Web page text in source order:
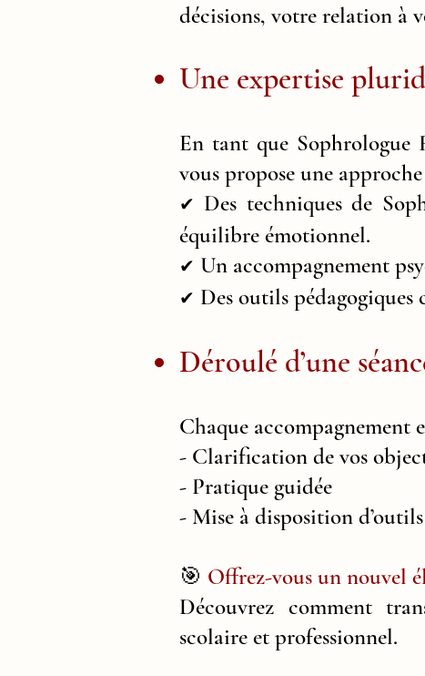
décisions, votre relation à
Une expertise
En tant que Sophrologue
vous propose une
✔ Des techniques de
équilibre émotionnel.
✔ Un accompagnement
✔ Des outils
Déroulé d’une
Chaque accompagnement
- Clarification de vos
- Pratique guidée
- Mise à disposition
🎯 Offrez-vous un nouvel
Découvrez comment
scolaire et professionnel.